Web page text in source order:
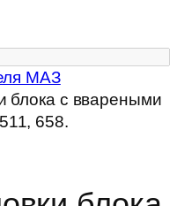
МАЗ
блока с ввареными
658.